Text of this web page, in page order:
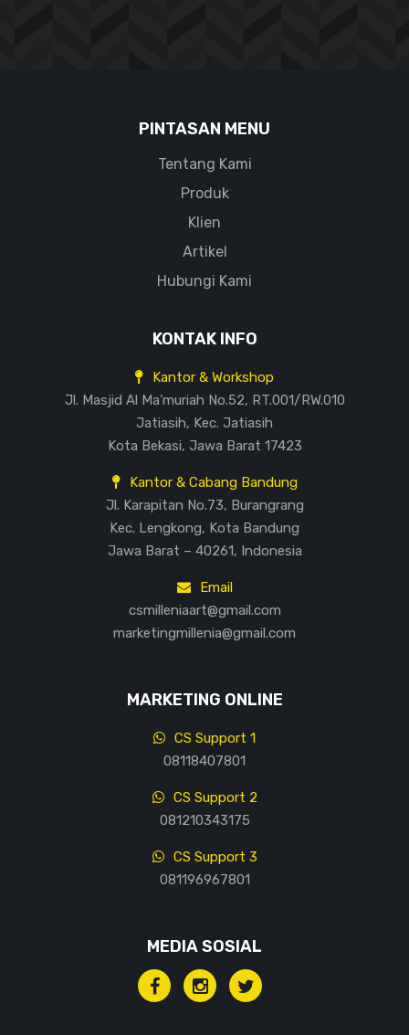
PINTASAN MENU
Tentang Kami
Produk
Klien
Artikel
Hubungi Kami
KONTAK INFO
Kantor & Workshop
Jl. Masjid Al Ma’muriah No.52, RT.001/RW.010
Jatiasih, Kec. Jatiasih
Kota Bekasi, Jawa Barat 17423
Kantor & Cabang Bandung
Jl. Karapitan No.73, Burangrang
Kec. Lengkong, Kota Bandung
Jawa Barat – 40261, Indonesia
Email
csmilleniaart@gmail.com
marketingmillenia@gmail.com
MARKETING ONLINE
CS Support 1
08118407801
CS Support 2
081210343175
CS Support 3
081196967801
MEDIA SOSIAL